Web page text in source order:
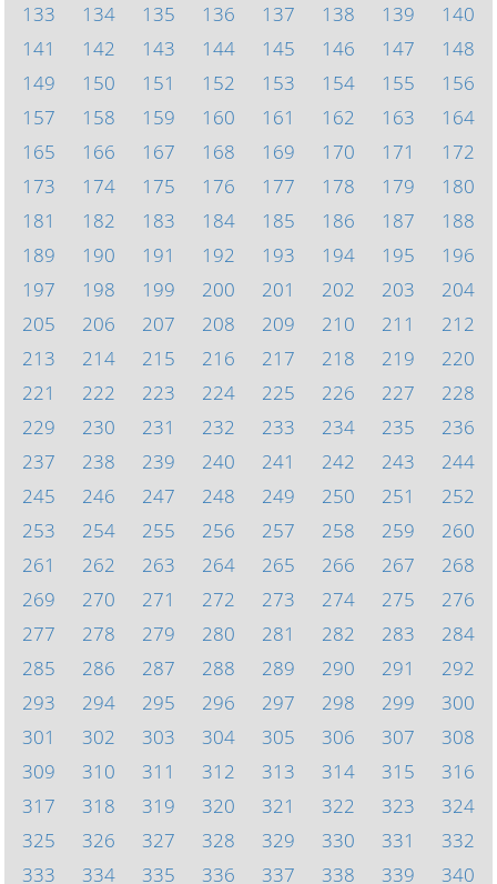
133
134 135 136 137 138 139
140
141
142 143 144 145 146 147
148
149
150 151 152 153 154 155
156
157
158 159 160 161 162 163
164
165
166 167 168 169 170 171
172
173
174 175 176 177 178 179
180
181
182 183 184 185 186 187
188
189
190 191 192 193 194 195
196
197
198 199 200 201 202 203
204
205
206 207 208 209 210 211
212
213
214 215 216 217 218 219
220
221
222 223 224 225 226 227
228
229
230 231 232 233 234 235
236
237
238 239 240 241 242 243
244
245
246 247 248 249 250 251
252
253
254 255 256 257 258 259
260
261
262 263 264 265 266 267
268
269
270 271 272 273 274 275
276
277
278 279 280 281 282 283
284
285
286 287 288 289 290 291
292
293
294 295 296 297 298 299
300
301
302 303 304 305 306 307
308
309
310 311 312 313 314 315
316
317
318 319 320 321 322 323
324
325
326 327 328 329 330 331
332
333
334 335 336 337 338 339 340